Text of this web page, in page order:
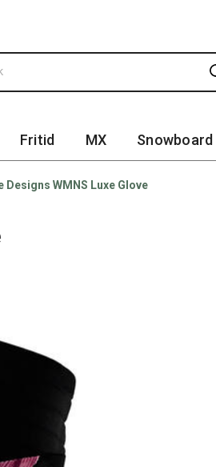
Fritid MX Snowboard
Designs WMNS Luxe Glove